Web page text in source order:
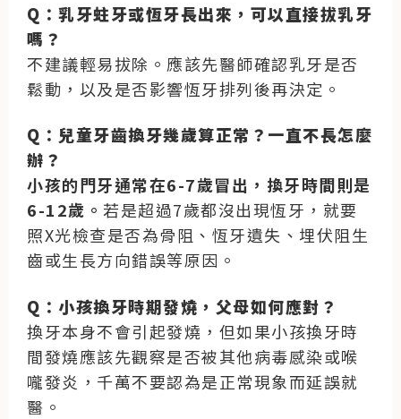
Q：乳牙蛀牙或恆牙長出來，可以直接拔乳牙
嗎？
不建議輕易拔除。應該先醫師確認乳牙是否
鬆動，以及是否影響恆牙排列後再決定。
Q：兒童牙齒換牙幾歲算正常？一直不長怎麼
辦？
小孩的門牙通常在6-7歲冒出，換牙時間則是
6-12歲。 若是超過7歲都沒出現恆牙，就要
照X光檢查是否為骨阻、恆牙遺失、埋伏阻生
齒或生長方向錯誤等原因。
Q：小孩換牙時期發燒，父母如何應對？
換牙本身不會引起發燒，但如果小孩換牙時
間發燒應該先觀察是否被其他病毒感染或喉
嚨發炎，千萬不要認為是正常現象而延誤就
醫。